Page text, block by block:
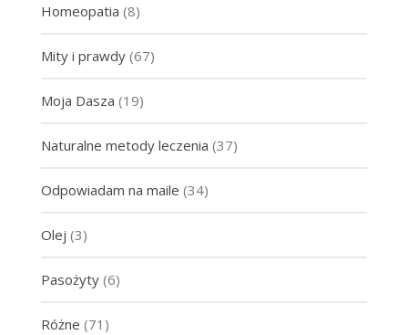
Homeopatia (8)
Mity i prawdy(67)
Moja Dasza (19)
Naturalne metody leczenia (37)
Odpowiadam na maile (34)
Olej (3)
Pasożyty(6)
Różne (71)